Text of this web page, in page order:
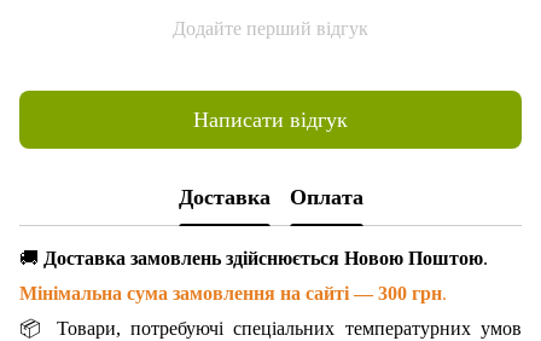
Додайте перший відгук
Написати відгук
Доставка Оплата
🚚 Доставка замовлень здійснюється Новою Поштою.
Мінімальна сума замовлення на сайті — 300 грн.
📦 Товари, потребуючі спеціальних температурних умов